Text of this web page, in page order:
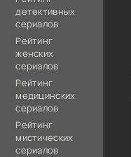
детективных
сериалов
Рейтинг
женских
сериалов
Рейтинг
медицинских
сериалов
Рейтинг
мистических
сериалов